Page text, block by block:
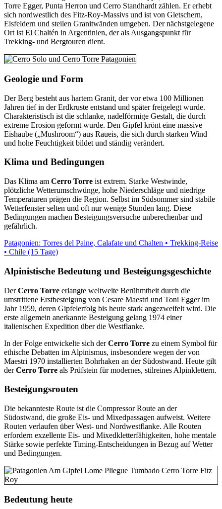
Torre Egger, Punta Herron und Cerro Standhardt zählen. Er erhebt
sich nordwestlich des Fitz-Roy-Massivs und ist von Gletschern,
Eisfeldern und steilen Granitwänden umgeben. Der nächstgelegene
Ort ist El Chaltén in Argentinien, der als Ausgangspunkt für
Trekking- und Bergtouren dient.
Geologie und Form
Der Berg besteht aus hartem Granit, der vor etwa 100 Millionen
Jahren tief in der Erdkruste entstand und später freigelegt wurde.
Charakteristisch ist die schlanke, nadelförmige Gestalt, die durch
extreme Erosion geformt wurde. Den Gipfel krönt eine massive
Eishaube („Mushroom“) aus Raueis, die sich durch starken Wind
und hohe Feuchtigkeit bildet und ständig verändert.
Klima und Bedingungen
Das Klima am Cerro Torre ist extrem. Starke Westwinde,
plötzliche Wetterumschwünge, hohe Niederschläge und niedrige
Temperaturen prägen die Region. Selbst im Südsommer sind stabile
Wetterfenster selten und oft nur wenige Stunden lang. Diese
Bedingungen machen Besteigungsversuche unberechenbar und
gefährlich.
Patagonien: Torres del Paine, Calafate und Chalten • Trekking-Reise
• Chile (15 Tage)
Alpinistische Bedeutung und Besteigungsgeschichte
DerCerro Torre erlangte weltweite Berühmtheit durch die
umstrittene Erstbesteigung von Cesare Maestri und Toni Egger im
Jahr 1959, deren Gipfelerfolg bis heute stark angezweifelt wird. Die
erste allgemein anerkannte Besteigung gelang 1974 einer
italienischen Expedition über die Westflanke.
In der Folge entwickelte sich derCerro Torre zu einem Symbol für
ethische Debatten im Alpinismus, insbesondere wegen der von
Maestri 1970 installierten Bohrhaken an der Südostwand. Heute gilt
derCerro Torre als Prüfstein für modernes, stilreines Alpinklettern.
Besteigungsrouten
Die bekannteste Route ist die Compressor Route an der
Südostwand, die große Eis- und Mixedpassagen aufweist. Weitere
Routen verlaufen über West- und Nordwestflanke. Alle Routen
erfordern exzellente Eis- und Mixedkletterfähigkeiten, hohe mentale
Stärke sowie perfekte Timing-Entscheidungen in Bezug auf Wetter
und Bedingungen.
Bedeutung heute